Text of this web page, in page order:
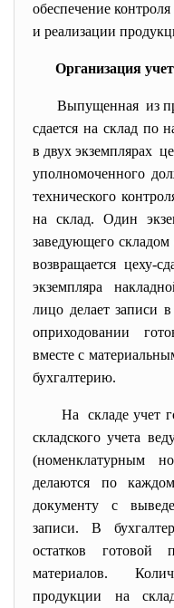
обеспечение
и реализации
Организация
Выпущенная из
сдается на склад
в двух экземплярах
уполномоченного
технического
на склад. Один
заведующего
возвращается цеху-
экземпляра
лицо делает записи в
оприходовании
вместе с
бухгалтерию.
На складе учет
складского учета
(номенклатурным
делаются по
документу с
записи. В
остатков
материалов.
продукции на